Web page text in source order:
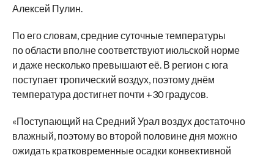
Алексей Пулин.
По его словам, средние суточные температуры
по области вполне соответствуют июльской норме
и даже несколько превышают её. В регион с юга
поступает тропический воздух, поэтому днём
температура достигнет почти +30 градусов.
«Поступающий на Средний Урал воздух достаточно
влажный, поэтому во второй половине дня можно
ожидать кратковременные осадки конвективной